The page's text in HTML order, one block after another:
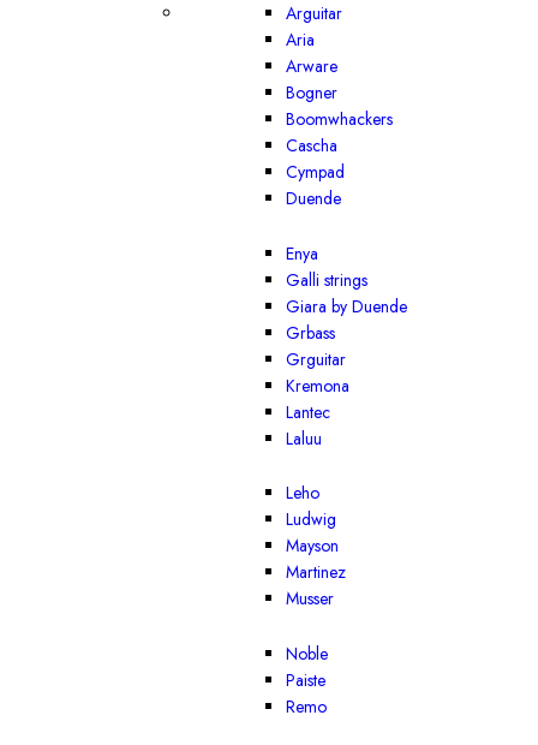
Arguitar
Aria
Arware
Bogner
Boomwhackers
Cascha
Cympad
Duende
Enya
Galli strings
Giara by Duende
Grbass
Grguitar
Kremona
Lantec
Laluu
Leho
Ludwig
Mayson
Martinez
Musser
Noble
Paiste
Remo